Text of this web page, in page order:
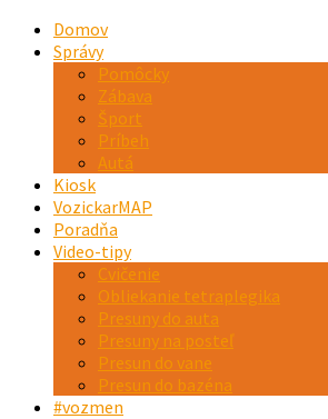
Domov
Správy
Pomôcky
Zábava
Šport
Príbeh
Autá
Kiosk
VozickarMAP
Poradňa
Video-tipy
Cvičenie
Obliekanie tetraplegika
Presuny do auta
Presuny na posteľ
Presun do vane
Presun do bazéna
#vozmen